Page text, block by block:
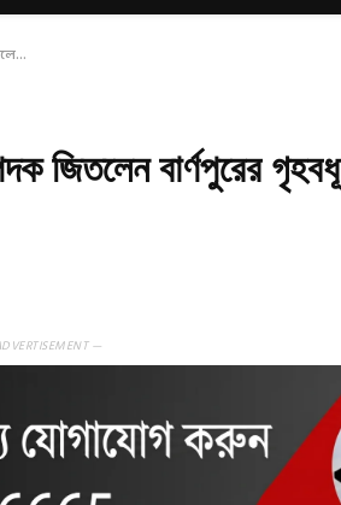
জিতলেন বার্ণপুরের গৃহবধূ
—